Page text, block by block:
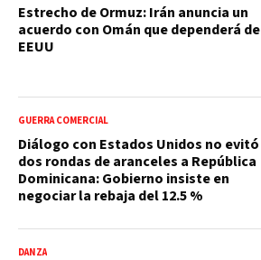
Estrecho de Ormuz: Irán anuncia un
acuerdo con Omán que dependerá de
EEUU
GUERRA COMERCIAL
Diálogo con Estados Unidos no evitó
dos rondas de aranceles a República
Dominicana: Gobierno insiste en
negociar la rebaja del 12.5 %
DANZA